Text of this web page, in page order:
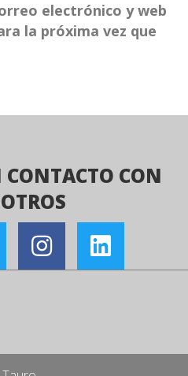
electrónico y web
la próxima vez que
CON